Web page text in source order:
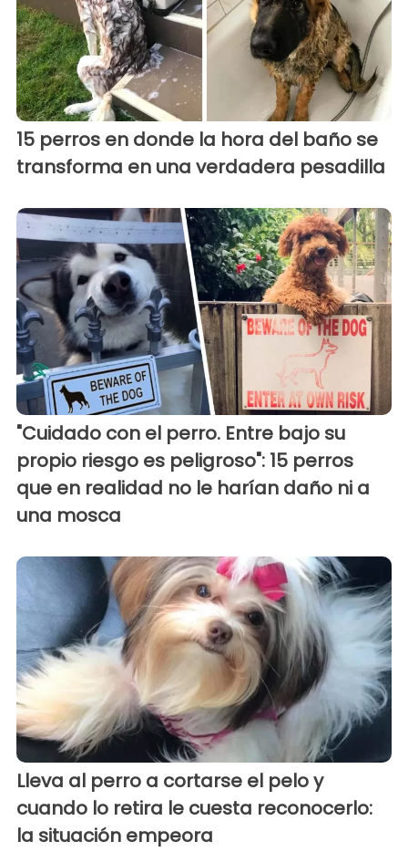
15 perros en donde la hora del baño se
transforma en una verdadera pesadilla
"Cuidado con el perro. Entre bajo su
propio riesgo es peligroso": 15 perros
que en realidad no le harían daño ni a
una mosca
Lleva al perro a cortarse el pelo y
cuando lo retira le cuesta reconocerlo:
la situación empeora